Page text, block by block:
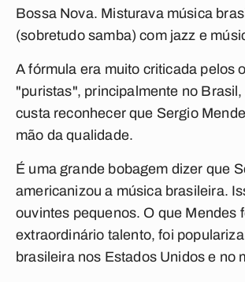
Bossa Nova. Misturava música
(sobretudo samba) com jazz e
A fórmula era muito criticada pelos
"puristas", principalmente no
custa reconhecer que Sergio
mão da qualidade.
É uma grande bobagem dizer que
americanizou a música brasileira.
ouvintes pequenos. O que Mendes
extraordinário talento, foi
brasileira nos Estados Unidos e no